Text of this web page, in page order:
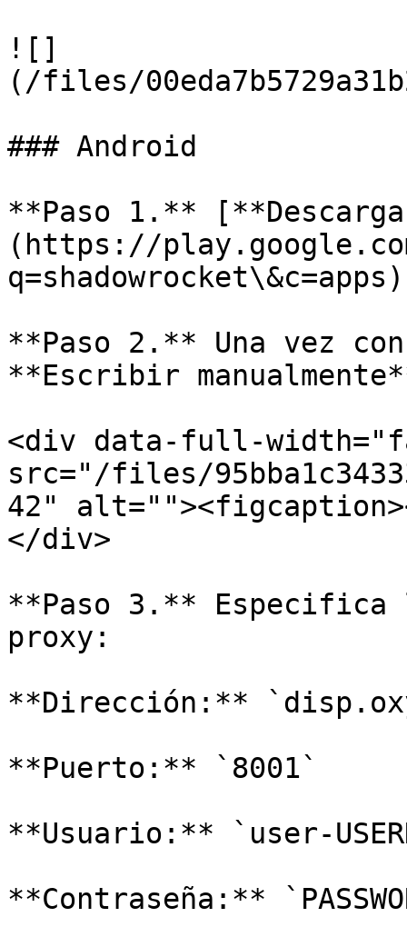
![]
(/files/
### Android
**Paso 1.**
(https://
**Paso 2.** Una vez
**Escribir
<div data-full-
src="/files/
42"
</div>
**Paso 3.**
proxy:
**Dirección:**
**Puerto:** `8001`
**Usuario:** `user-
**Contraseña:**